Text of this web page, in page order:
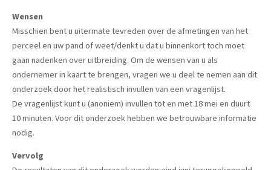
Wensen
Misschien bent u uitermate tevreden over de afmetingen van het
perceel en uw pand of weet/denkt u dat u binnenkort toch moet
gaan nadenken over uitbreiding. Om de wensen van u als
ondernemer in kaart te brengen, vragen we u deel te nemen aan dit
onderzoek door het realistisch invullen van een vragenlijst.
De vragenlijst kunt u (anoniem) invullen tot en met 18 mei en duurt
10 minuten. Voor dit onderzoek hebben we betrouwbare informatie
nodig.
Vervolg